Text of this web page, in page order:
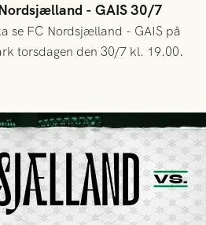
- GAIS 30/7
se FC Nordsjælland - GAIS på
torsdagen den 30/7 kl. 19.00.